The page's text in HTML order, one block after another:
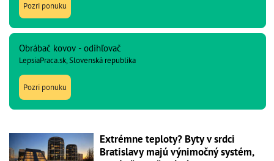
Pozri ponuku
Obrábač kovov - odihľovač
LepsiaPraca.sk, Slovenská republika
Pozri ponuku
Extrémne teploty? Byty v srdci
Bratislavy majú výnimočný systém,